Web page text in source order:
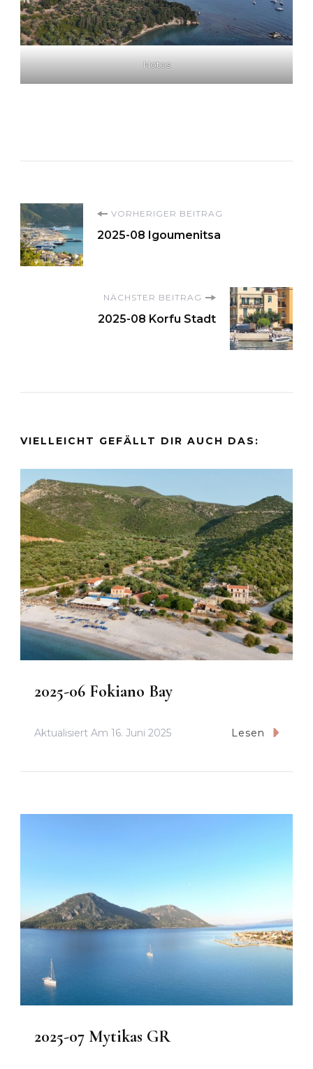
Notos
Beitragsnavigation
VORHERIGER BEITRAG
2025-08 Igoumenitsa
NÄCHSTER BEITRAG
2025-08 Korfu Stadt
VIELLEICHT GEFÄLLT DIR AUCH DAS:
2025-06 Fokiano Bay
Aktualisiert Am 16. Juni 2025 Lesen
2025-07 Mytikas GR